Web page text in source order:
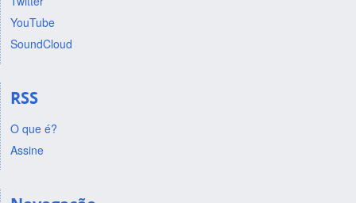
YouTube
SoundCloud
RSS
O que é?
Assine